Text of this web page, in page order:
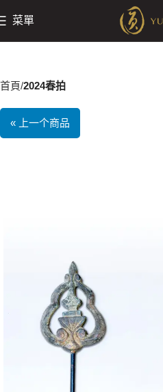
菜單
首頁 2024春拍
« 上一个商品